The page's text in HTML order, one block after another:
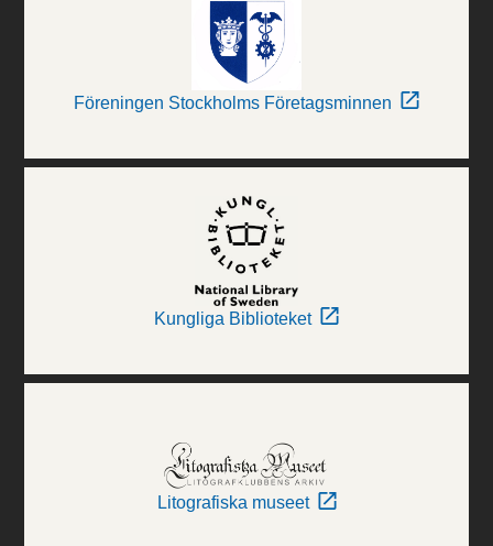
Föreningen Stockholms Företagsminnen
Kungliga Biblioteket
Litografiska museet